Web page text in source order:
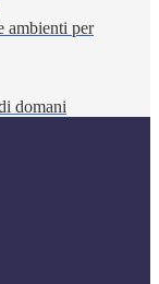
ambienti per
domani